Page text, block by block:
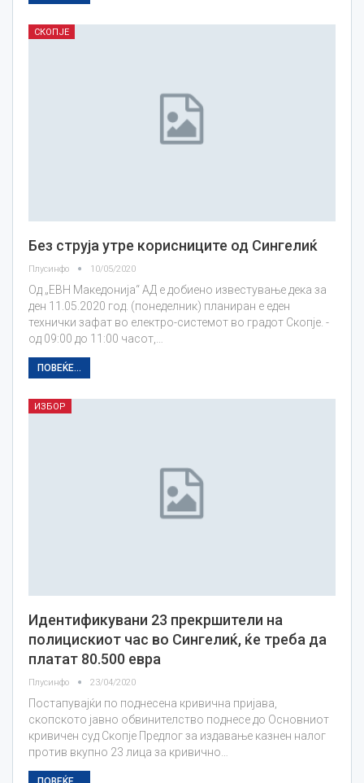
СКОПЈЕ
Без струја утре корисниците од Сингелиќ
Плусинфо 10/05/2020
Од „ЕВН Македонија“ АД е добиено известување дека за
ден 11.05.2020 год. (понеделник) планиран е еден
технички зафат во електро-системот во градот Скопје. -
од 09:00 до 11:00 часот,…
ПОВЕЌЕ...
ИЗБОР
Идентификувани 23 прекршители на
полицискиот час во Сингелиќ, ќе треба да
платат 80.500 евра
Плусинфо 23/04/2020
Постапувајќи по поднесена кривична пријава,
скопското јавно обвинителство поднесе до Основниот
кривичен суд Скопје Предлог за издавање казнен налог
против вкупно 23 лица за кривично…